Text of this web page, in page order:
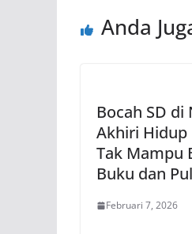
Anda
Bocah SD di
Akhiri Hidup
Tak Mampu
Buku dan
Februari 7, 2026